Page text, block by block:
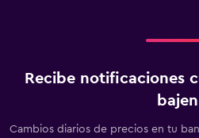
Recibe notificaciones
bajen
Cambios diarios de precios en tu